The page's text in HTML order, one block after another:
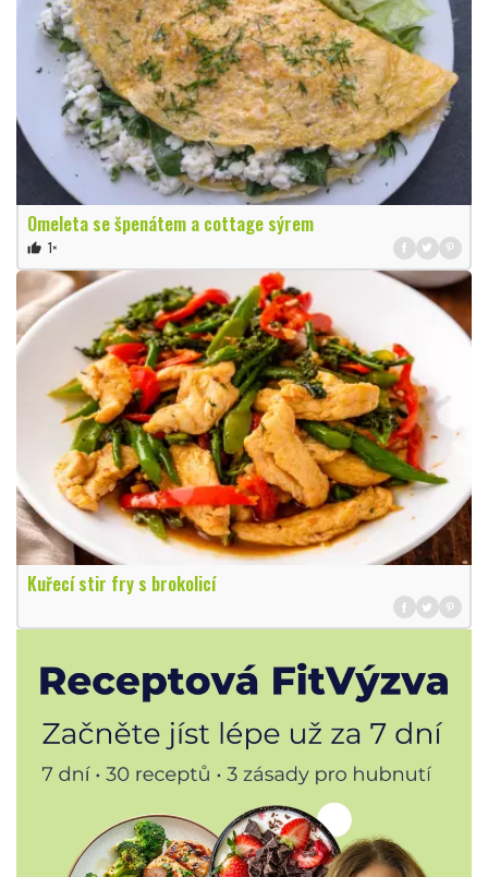
Omeleta se špenátem a cottage sýrem
thumb_up 1×
Kuřecí stir fry s brokolicí